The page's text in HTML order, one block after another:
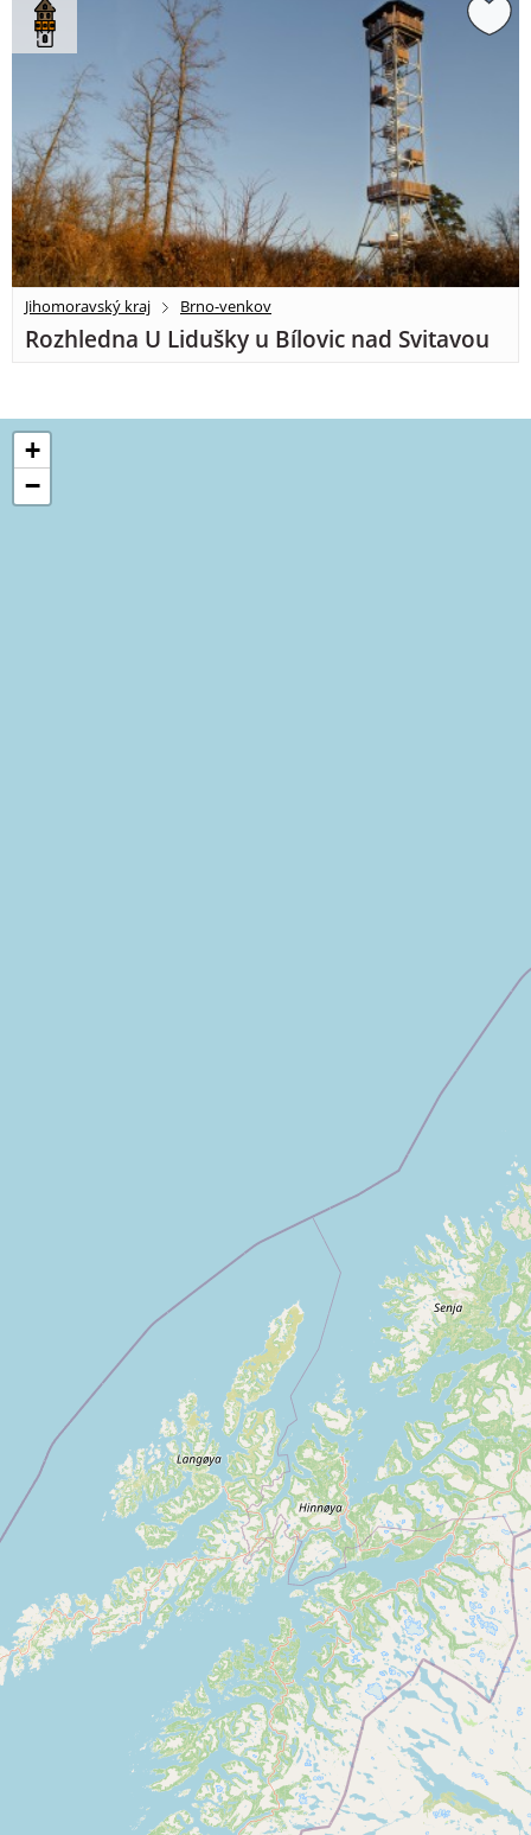
Jihomoravský kraj Brno-venkov
Rozhledna U Lidušky u Bílovic nad Svitavou
+
−